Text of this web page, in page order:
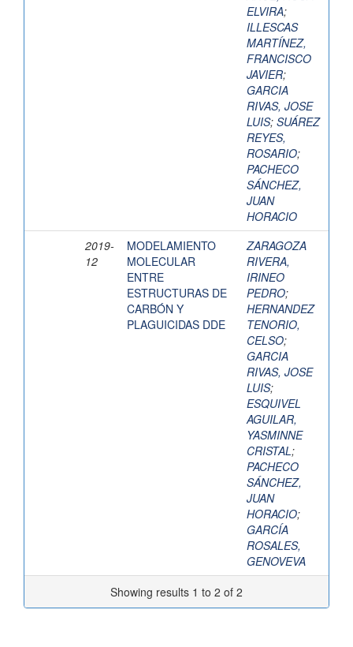
ELVIRA;
ILLESCAS
MARTÍNEZ,
FRANCISCO
JAVIER;
GARCIA
RIVAS, JOSE
LUIS; SUÁREZ
REYES,
ROSARIO;
PACHECO
SÁNCHEZ,
JUAN
HORACIO
2019-
12
MODELAMIENTO
MOLECULAR
ENTRE
ESTRUCTURAS DE
CARBÓN Y
PLAGUICIDAS DDE
ZARAGOZA
RIVERA,
IRINEO
PEDRO;
HERNANDEZ
TENORIO,
CELSO;
GARCIA
RIVAS, JOSE
LUIS;
ESQUIVEL
AGUILAR,
YASMINNE
CRISTAL;
PACHECO
SÁNCHEZ,
JUAN
HORACIO;
GARCÍA
ROSALES,
GENOVEVA
Showing results 1 to 2 of 2